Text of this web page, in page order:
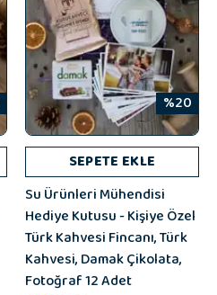
%20
SEPETE EKLE
Su Ürünleri Mühendisi
Hediye Kutusu - Kişiye Özel
Türk Kahvesi Fincanı, Türk
Kahvesi, Damak Çikolata,
Fotoğraf 12 Adet